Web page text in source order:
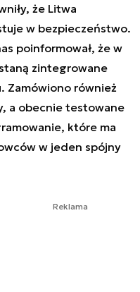
że Litwa
w bezpieczeństwo.
poinformował, że w
zintegrowane
Zamówiono również
a obecnie testowane
które ma
w jeden spójny
Reklama